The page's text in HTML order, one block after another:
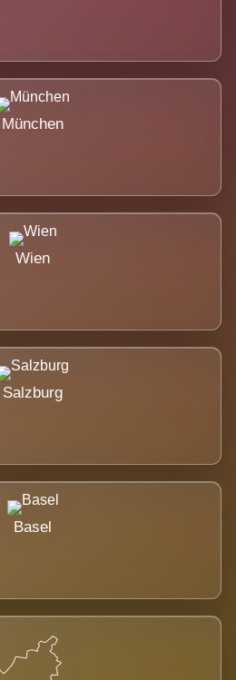
München
Wien
Salzburg
Basel